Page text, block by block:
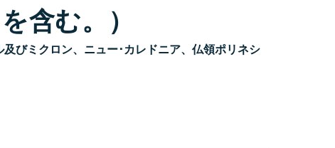
含む。）
びミクロン、ニュー･カレドニア、仏領ポリネシ